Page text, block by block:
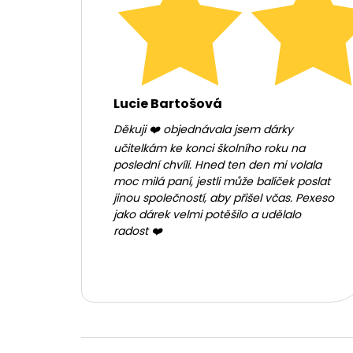
Lucie Bartošová
Děkuji ❤️ objednávala jsem dárky
učitelkám ke konci školního roku na
poslední chvíli. Hned ten den mi volala
moc milá paní, jestli může balíček poslat
jinou společností, aby přišel včas. Pexeso
jako dárek velmi potěšilo a udělalo
radost ❤️